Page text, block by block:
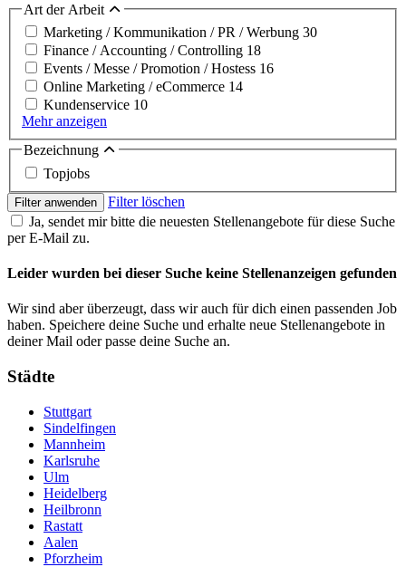
Art der Arbeit
Marketing / Kommunikation / PR / Werbung 30
Finance / Accounting / Controlling 18
Events / Messe / Promotion / Hostess 16
Online Marketing / eCommerce 14
Kundenservice 10
Mehr anzeigen
Bezeichnung
Topjobs
Filter anwenden
Filter löschen
Ja, sendet mir bitte die neuesten Stellenangebote für diese Suche
per E-Mail zu.
Leider wurden bei dieser Suche keine Stellenanzeigen gefunden
Wir sind aber überzeugt, dass wir auch für dich einen passenden Job
haben. Speichere deine Suche und erhalte neue Stellenangebote in
deiner Mail oder passe deine Suche an.
Städte
Stuttgart
Sindelfingen
Mannheim
Karlsruhe
Ulm
Heidelberg
Heilbronn
Rastatt
Aalen
Pforzheim